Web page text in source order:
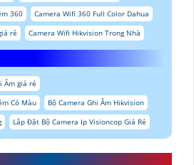
360
Camera Wifi 360 Full Color Dahua
rẻ
Camera Wifi Hikvision Trong Nhà
Âm giá rẻ
Có Màu
Bộ Camera Ghi Âm Hikvision
Lắp Đặt Bộ Camera Ip Visioncop Giá Rẻ